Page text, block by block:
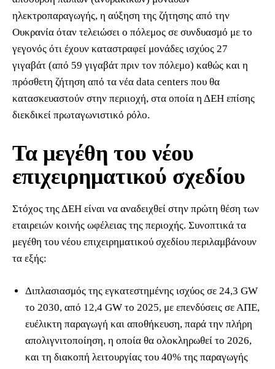
ηλεκτροπαραγωγής, η αύξηση της ζήτησης από την
Ουκρανία όταν τελειώσει ο πόλεμος σε συνδυασμό με το
γεγονός ότι έχουν καταστραφεί μονάδες ισχύος 27
γιγαβάτ (από 59 γιγαβάτ πριν τον πόλεμο) καθώς και η
πρόσθετη ζήτηση από τα νέα data centers που θα
κατασκευαστούν στην περιιοχή, στα οποία η ΔΕΗ επίσης
διεκδικεί πρωταγωνιστικό ρόλο.
Τα μεγέθη του νέου
επιχειρηματικού σχεδίου
Στόχος της ΔΕΗ είναι να αναδειχθεί στην πρώτη θέση των
εταιρειών κοινής ωφέλειας της περιοχής. Συνοπτικά τα
μεγέθη του νέου επιχειρηματικού σχεδίου περιλαμβάνουν
τα εξής:
Διπλασιασμός της εγκατεστημένης ισχύος σε 24,3 GW
το 2030, από 12,4 GW το 2025, με επενδύσεις σε ΑΠΕ,
ευέλικτη παραγωγή και αποθήκευση, παρά την πλήρη
απολιγνιτοποίηση, η οποία θα ολοκληρωθεί το 2026,
και τη διακοπή λειτουργίας του 40% της παραγωγής